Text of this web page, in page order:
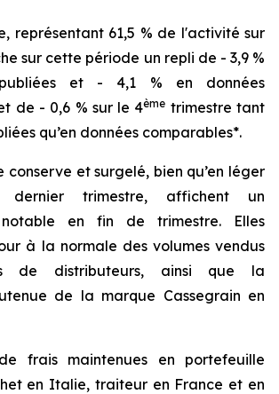
représentant 61,5 % de l'activité sur
sur cette période un repli de - 3,9 %
et - 4,1 % en données
de - 0,6 % sur le 4ème trimestre tant
qu’en données comparables*.
conserve et surgelé, bien qu’en léger
trimestre, affichent un
notable en fin de trimestre. Elles
à la normale des volumes vendus
de distributeurs, ainsi que la
de la marque Cassegrain en
frais maintenues en portefeuille
en Italie, traiteur en France et en